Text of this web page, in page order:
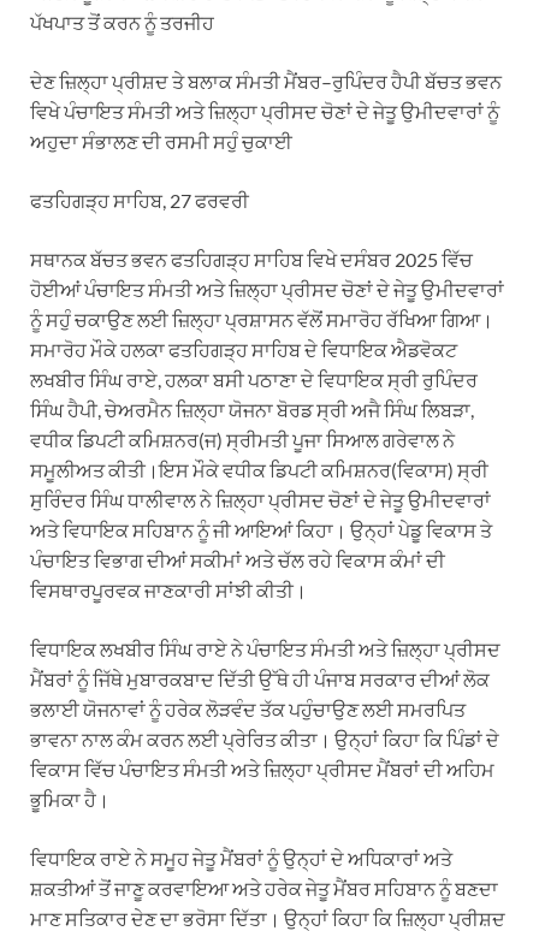
ਪੱਖਪਾਤ ਤੋਂ ਕਰਨ ਨੂੰ ਤਰਜੀਹ
ਦੇਣ ਜ਼ਿਲ੍ਹਾ ਪ੍ਰੀਸ਼ਦ ਤੇ ਬਲਾਕ ਸੰਮਤੀ ਮੈਂਬਰ–ਰੁਪਿੰਦਰ ਹੈਪੀ ਬੱਚਤ ਭਵਨ
ਵਿਖੇ ਪੰਚਾਇਤ ਸੰਮਤੀ ਅਤੇ ਜ਼ਿਲ੍ਹਾ ਪ੍ਰੀਸਦ ਚੋਣਾਂ ਦੇ ਜੇਤੂ ਉਮੀਦਵਾਰਾਂ ਨੂੰ
ਅਹੁਦਾ ਸੰਭਾਲਣ ਦੀ ਰਸਮੀ ਸਹੁੰ ਚੁਕਾਈ
ਫਤਹਿਗੜ੍ਹ ਸਾਹਿਬ, 27 ਫਰਵਰੀ
ਸਥਾਨਕ ਬੱਚਤ ਭਵਨ ਫਤਹਿਗੜ੍ਹ ਸਾਹਿਬ ਵਿਖੇ ਦਸੰਬਰ 2025 ਵਿੱਚ
ਹੋਈਆਂ ਪੰਚਾਇਤ ਸੰਮਤੀ ਅਤੇ ਜ਼ਿਲ੍ਹਾ ਪ੍ਰੀਸਦ ਚੋਣਾਂ ਦੇ ਜੇਤੂ ਉਮੀਦਵਾਰਾਂ
ਨੂੰ ਸਹੁੰ ਚਕਾਉਣ ਲਈ ਜ਼ਿਲ੍ਹਾ ਪ੍ਰਸ਼ਾਸਨ ਵੱਲੋਂ ਸਮਾਰੋਹ ਰੱਖਿਆ ਗਿਆ।
ਸਮਾਰੋਹ ਮੌਕੇ ਹਲਕਾ ਫਤਹਿਗੜ੍ਹ ਸਾਹਿਬ ਦੇ ਵਿਧਾਇਕ ਐਡਵੋਕਟ
ਲਖਬੀਰ ਸਿੰਘ ਰਾਏ, ਹਲਕਾ ਬਸੀ ਪਠਾਣਾ ਦੇ ਵਿਧਾਇਕ ਸ੍ਰੀ ਰੁਪਿੰਦਰ
ਸਿੰਘ ਹੈਪੀ, ਚੇਅਰਮੈਨ ਜ਼ਿਲ੍ਹਾ ਯੋਜਨਾ ਬੋਰਡ ਸ੍ਰੀ ਅਜੈ ਸਿੰਘ ਲਿਬੜਾ,
ਵਧੀਕ ਡਿਪਟੀ ਕਮਿਸ਼ਨਰ(ਜ) ਸ੍ਰੀਮਤੀ ਪੂਜਾ ਸਿਆਲ ਗਰੇਵਾਲ ਨੇ
ਸਮੂਲੀਅਤ ਕੀਤੀ।ਇਸ ਮੌਕੇ ਵਧੀਕ ਡਿਪਟੀ ਕਮਿਸ਼ਨਰ(ਵਿਕਾਸ) ਸ੍ਰੀ
ਸੁਰਿੰਦਰ ਸਿੰਘ ਧਾਲੀਵਾਲ ਨੇ ਜ਼ਿਲ੍ਹਾ ਪ੍ਰੀਸਦ ਚੋਣਾਂ ਦੇ ਜੇਤੂ ਉਮੀਦਵਾਰਾਂ
ਅਤੇ ਵਿਧਾਇਕ ਸਹਿਬਾਨ ਨੂੰ ਜੀ ਆਇਆਂ ਕਿਹਾ। ਉਨ੍ਹਾਂ ਪੇਡੂ ਵਿਕਾਸ ਤੇ
ਪੰਚਾਇਤ ਵਿਭਾਗ ਦੀਆਂ ਸਕੀਮਾਂ ਅਤੇ ਚੱਲ ਰਹੇ ਵਿਕਾਸ ਕੰਮਾਂ ਦੀ
ਵਿਸਥਾਰਪੂਰਵਕ ਜਾਣਕਾਰੀ ਸਾਂਝੀ ਕੀਤੀ।
ਵਿਧਾਇਕ ਲਖਬੀਰ ਸਿੰਘ ਰਾਏ ਨੇ ਪੰਚਾਇਤ ਸੰਮਤੀ ਅਤੇ ਜ਼ਿਲ੍ਹਾ ਪ੍ਰੀਸਦ
ਮੈਂਬਰਾਂ ਨੂੰ ਜਿੱਥੇ ਮੁਬਾਰਕਬਾਦ ਦਿੱਤੀ ਉੱਥੇ ਹੀ ਪੰਜਾਬ ਸਰਕਾਰ ਦੀਆਂ ਲੋਕ
ਭਲਾਈ ਯੋਜਨਾਵਾਂ ਨੂੰ ਹਰੇਕ ਲੋੜਵੰਦ ਤੱਕ ਪਹੁੰਚਾਉਣ ਲਈ ਸਮਰਪਿਤ
ਭਾਵਨਾ ਨਾਲ ਕੰਮ ਕਰਨ ਲਈ ਪ੍ਰੇਰਿਤ ਕੀਤਾ। ਉਨ੍ਹਾਂ ਕਿਹਾ ਕਿ ਪਿੰਡਾਂ ਦੇ
ਵਿਕਾਸ ਵਿੱਚ ਪੰਚਾਇਤ ਸੰਮਤੀ ਅਤੇ ਜ਼ਿਲ੍ਹਾ ਪ੍ਰੀਸਦ ਮੈਂਬਰਾਂ ਦੀ ਅਹਿਮ
ਭੂਮਿਕਾ ਹੈ।
ਵਿਧਾਇਕ ਰਾਏ ਨੇ ਸਮੂਹ ਜੇਤੂ ਮੈਂਬਰਾਂ ਨੂੰ ਉਨ੍ਹਾਂ ਦੇ ਅਧਿਕਾਰਾਂ ਅਤੇ
ਸ਼ਕਤੀਆਂ ਤੋਂ ਜਾਣੂ ਕਰਵਾਇਆ ਅਤੇ ਹਰੇਕ ਜੇਤੂ ਮੈਂਬਰ ਸਹਿਬਾਨ ਨੂੰ ਬਣਦਾ
ਮਾਣ ਸਤਿਕਾਰ ਦੇਣ ਦਾ ਭਰੋਸਾ ਦਿੱਤਾ। ਉਨ੍ਹਾਂ ਕਿਹਾ ਕਿ ਜ਼ਿਲ੍ਹਾ ਪ੍ਰੀਸ਼ਦ